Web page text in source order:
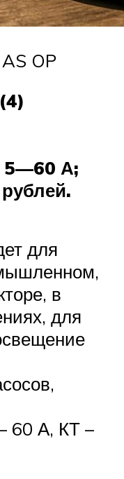
OP
5—60 А;
для
в
для
60 А, КТ –